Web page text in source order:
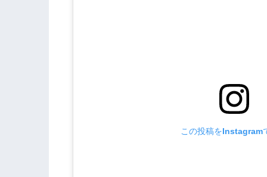
この投稿をInstagram